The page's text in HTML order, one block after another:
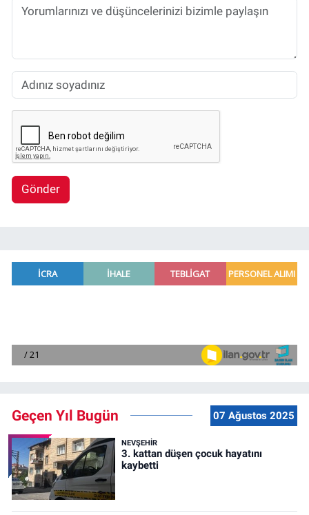
Gönder
Geçen Yıl Bugün 07 Ağustos 2025
NEVŞEHIR
3. kattan düşen çocuk hayatını
kaybetti